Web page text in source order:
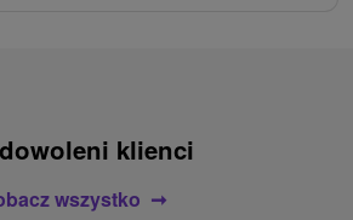
klienci
wszystko